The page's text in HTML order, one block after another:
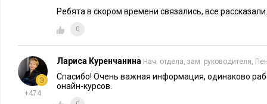
Ребята в скором времени связались, все рассказали.
0
+474
Лариса Куренчанина Нач. отдела, зам. руководителя,
Спасибо! Очень важная информация, одинаково
онайн-курсов.